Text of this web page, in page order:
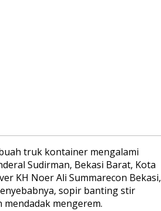
truk kontainer mengalami
Sudirman, Bekasi Barat, Kota
KH Noer Ali Summarecon Bekasi,
sopir banting stir
mengerem.